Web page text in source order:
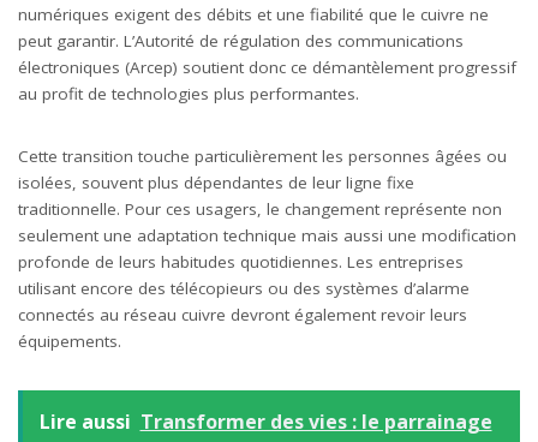
numériques exigent des débits et une fiabilité que le cuivre ne
peut garantir. L’Autorité de régulation des communications
électroniques (Arcep) soutient donc ce démantèlement progressif
au profit de technologies plus performantes.
Cette transition touche particulièrement les personnes âgées ou
isolées, souvent plus dépendantes de leur ligne fixe
traditionnelle. Pour ces usagers, le changement représente non
seulement une adaptation technique mais aussi une modification
profonde de leurs habitudes quotidiennes. Les entreprises
utilisant encore des télécopieurs ou des systèmes d’alarme
connectés au réseau cuivre devront également revoir leurs
équipements.
Lire aussi Transformer des vies : le parrainage